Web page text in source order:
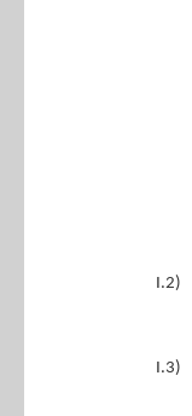
I.2)
I.3)